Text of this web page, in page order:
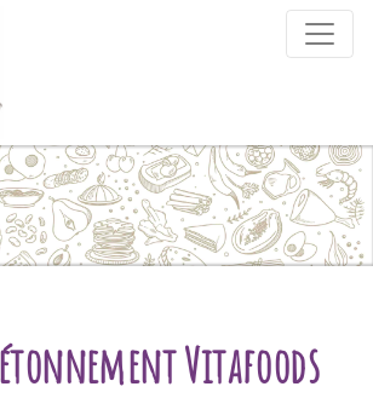
Vitafoods